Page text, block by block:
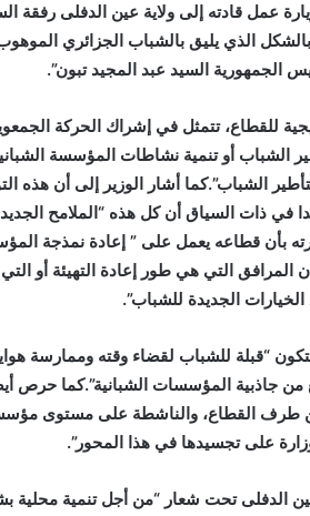
عمل قادته إلى ولاية عين الدفلى رفقة
الذي يليق بالشباب الجزائري
الجمهورية السيد عبد المجيد تبون”.
للقطاع، تتمثل في إشراك الحركة
أو تنمية نشاطات المؤسسة الشبانية
الشباب”.كما أشار الوزير إلى أن
في ذات السياق أن كل هذه “الملامح
بأن قطاعه يعمل على ” إعادة نمذجة
التي هي طور إعادة التهيئة أو
الجديدة للشباب”.
“قبلة للشباب لقضاء وقته وممارسة
من جاذبية المؤسسات الشبانية”.كما حرص
طرف القطاع، والناشطة على مستوى
على تجسيدها في هذا المحور”.
الدفلى تحت شعار “من أجل تنمية محلية